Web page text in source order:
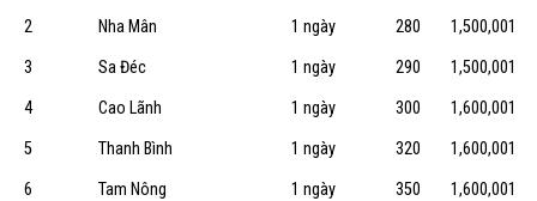
2
Nha Mân 1 ngày 280
1,500,001
3
Sa Đéc 1 ngày 290
1,500,001
4
Cao Lãnh 1 ngày 300
1,600,001
5
Thanh Bình 1 ngày 320
1,600,001
6
Tam Nông 1 ngày 350
1,600,001